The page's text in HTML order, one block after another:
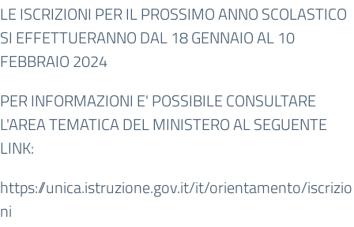
LE ISCRIZIONI PER IL PROSSIMO ANNO SCOLASTICO
SI EFFETTUERANNO DAL 18 GENNAIO AL 10
FEBBRAIO 2024
PER INFORMAZIONI E' POSSIBILE CONSULTARE
L'AREA TEMATICA DEL MINISTERO AL SEGUENTE
LINK:
https://unica.istruzione.gov.it/it/orientamento/iscrizio
ni